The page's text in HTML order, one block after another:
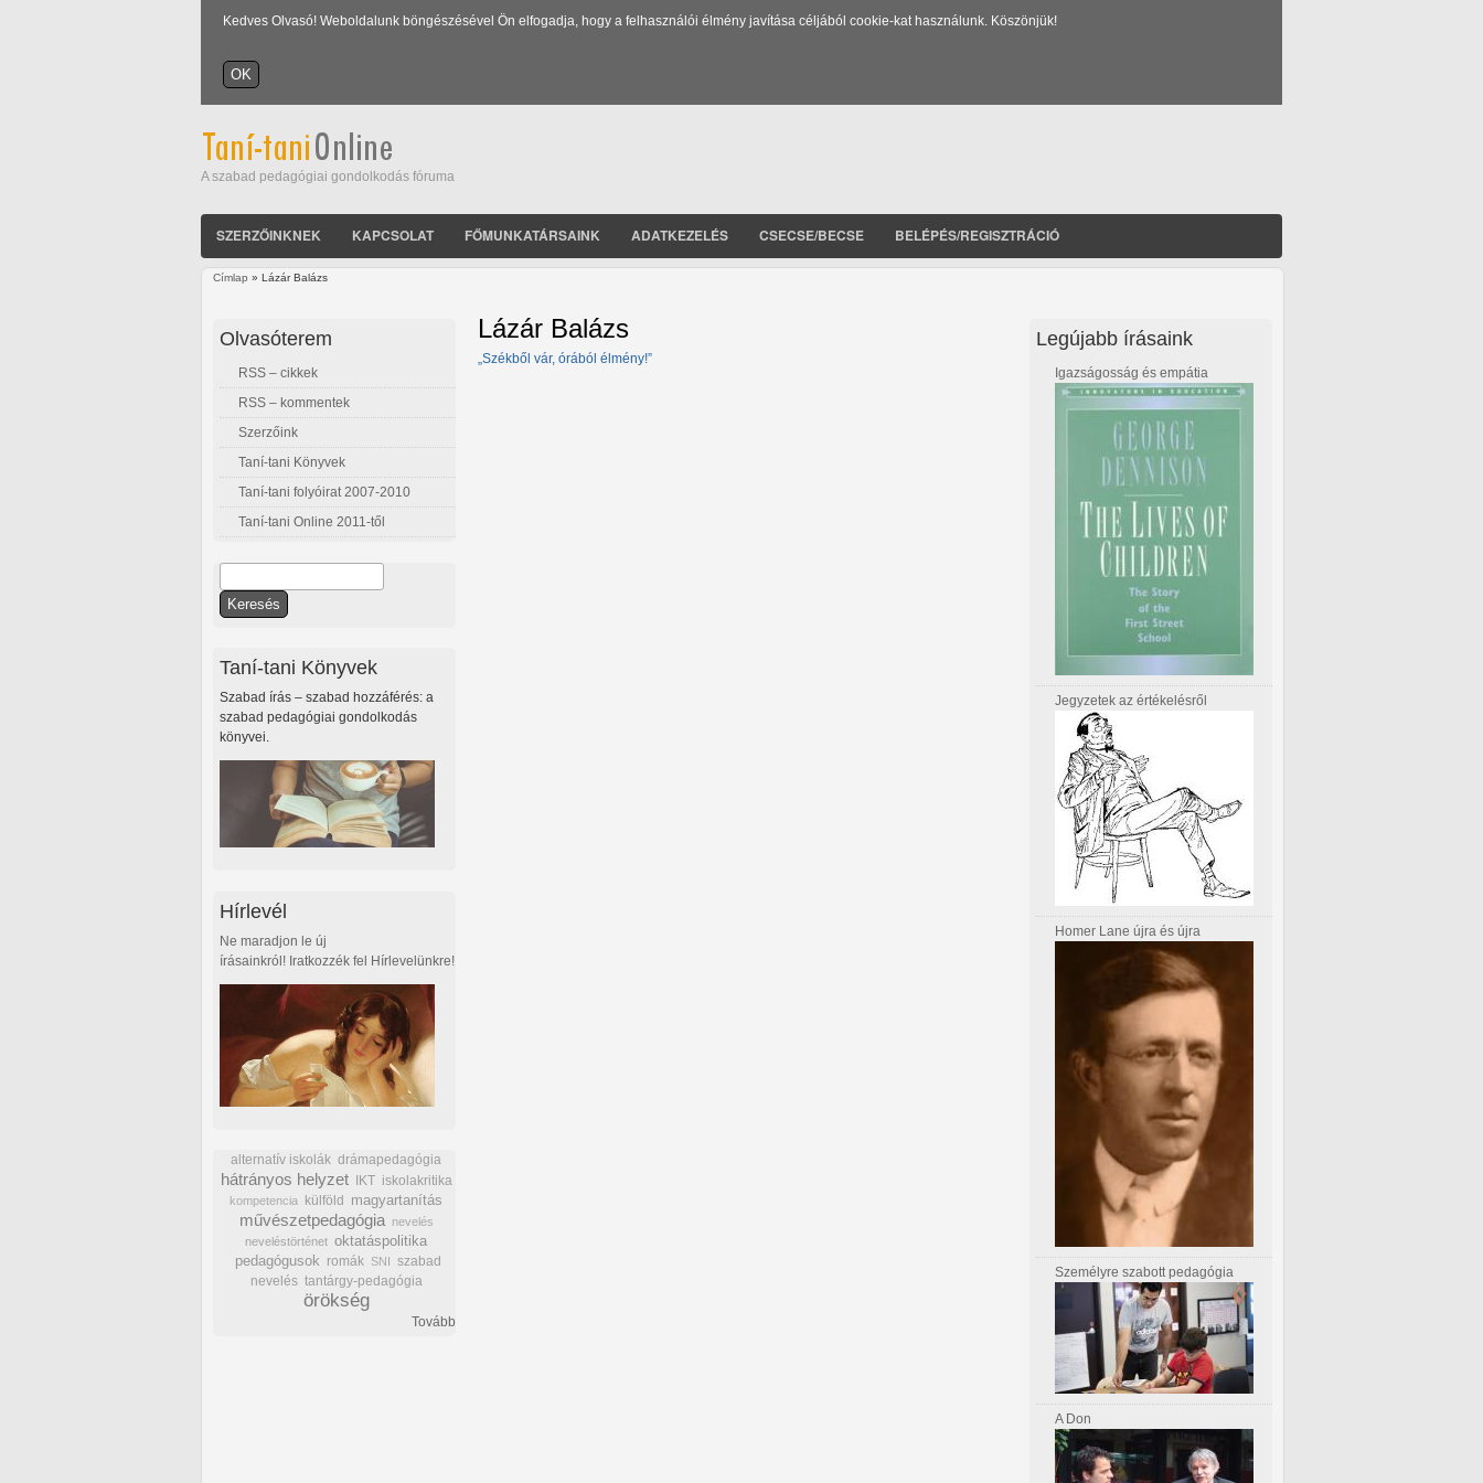
Kedves Olvasó! Weboldalunk böngészésével Ön elfogadja, hogy a felhasználói élmény javítása céljából cookie-kat használunk. Köszönjük!
A szabad pedagógiai gondolkodás fóruma
SZERZŐINKNEK KAPCSOLAT FŐMUNKATÁRSAINK ADATKEZELÉS CSECSE/BECSE BELÉPÉS/REGISZTRÁCIÓ
Címlap » Lázár Balázs
Lázár Balázs
„Székből vár, órából élmény!”
Olvasóterem
RSS – cikkek
RSS – kommentek
Szerzőink
Taní-tani Könyvek
Taní-tani folyóirat 2007-2010
Taní-tani Online 2011-től
Keresés űrlap
Taní-tani Könyvek
Szabad írás – szabad hozzáférés: a
szabad pedagógiai gondolkodás
könyvei.
Hírlevél
Ne maradjon le új
írásainkról! Iratkozzék fel Hírlevelünkre!
alternatív iskolák drámapedagógia
hátrányos helyzet IKT iskolakritika
kompetencia külföld magyartanítás
művészetpedagógia
nevelés
neveléstörténet oktatáspolitika
pedagógusok romák SNI szabad
nevelés tantárgy-pedagógia
örökség
Tovább
Legújabb írásaink
Igazságosság és empátia
Jegyzetek az értékelésről
Homer Lane újra és újra
Személyre szabott pedagógia
A Don